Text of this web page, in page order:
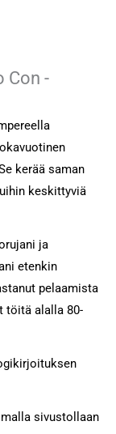
Con -
kerää saman
keskittyviä
ja
etenkin
pelaamista
töitä alalla 80-
sivustollaan